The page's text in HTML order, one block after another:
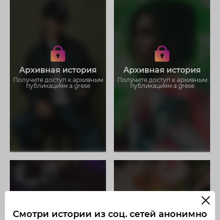
Архивная история
Получите доступ к архивным
публикациям a.grese
Получите доступ к архивным
историям a.grese
Не отвлекайтесь на рекламу
Загружайте истории без
ограничений
Архивная история
Получите доступ к архивным
публикациям a.grese
Получите доступ к архивным
историям a.grese
Не отвлекайтесь на рекламу
Загружайте истории без
ограничений
Смотри истории из соц. сетей анонимно